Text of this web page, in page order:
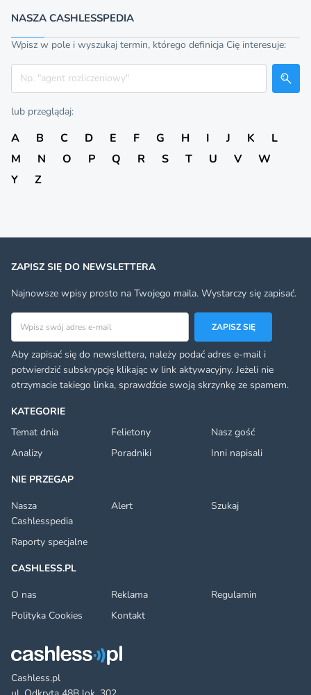
NASZA CASHLESSPEDIA
Wpisz w pole i wyszukaj termin, którego definicja Cię interesuje:
Szukaj
lub przeglądaj:
A B C D E F G H I J K
L
M
N O P Q R S T U V
W
Y
Z
Cashless.pl
KATEGORIE
Temat dnia
Felietony
Nasz gość
Analizy
Poradniki
Inni napisali
NIE PRZEGAP
Nasza
Cashlesspedia
Alert Szukaj
Raporty specjalne
CASHLESS.PL
O nas
Reklama
Regulamin
Polityka Cookies
Kontakt
ZAPISZ SIĘ DO NEWSLETTERA
Najnowsze wpisy prosto na Twojego maila. Wystarczy się zapisać.
Adres email
ZAPISZ SIĘ
Aby zapisać się do newslettera, należy podać adres e-mail i
potwierdzić subskrypcję klikając w link aktywacyjny. Jeżeli nie
otrzymacie takiego linka, sprawdźcie swoją skrzynkę ze spamem.